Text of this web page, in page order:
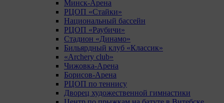
Минск-Арена
РЦОП «Стайки»
Национальный бассейн
РЦОП «Раубичи»
Стадион «Динамо»
Бильярдный клуб «Классик»
«Archery club»
Чижовка-Арена
Борисов-Арена
РЦОП по теннису
Дворец художественной гимнастики